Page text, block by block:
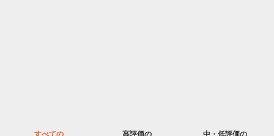
すべての
高評価の
中・低評価の